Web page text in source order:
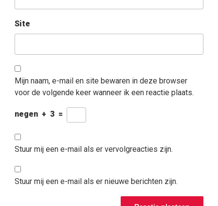
Site
Mijn naam, e-mail en site bewaren in deze browser
voor de volgende keer wanneer ik een reactie plaats.
negen + 3 =
Stuur mij een e-mail als er vervolgreacties zijn.
Stuur mij een e-mail als er nieuwe berichten zijn.